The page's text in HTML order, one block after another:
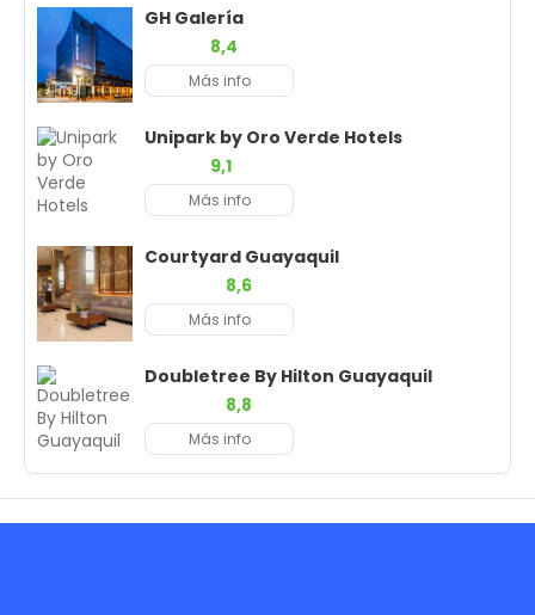
GH Galería
8,4
Más info
Unipark by Oro Verde Hotels
9,1
Más info
Courtyard Guayaquil
8,6
Más info
Doubletree By Hilton Guayaquil
8,8
Más info